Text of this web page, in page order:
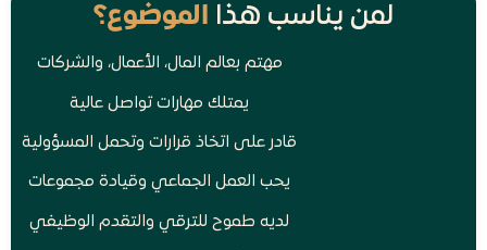
لمن يناسب هذا الموضوع؟
مهتم بعالم المال، الأعمال، والشركات
يمتلك مهارات تواصل عالية
قادر على اتخاذ قرارات وتحمل المسؤولية
يحب العمل الجماعي وقيادة مجموعات
لديه طموح للترقي والتقدم الوظيفي